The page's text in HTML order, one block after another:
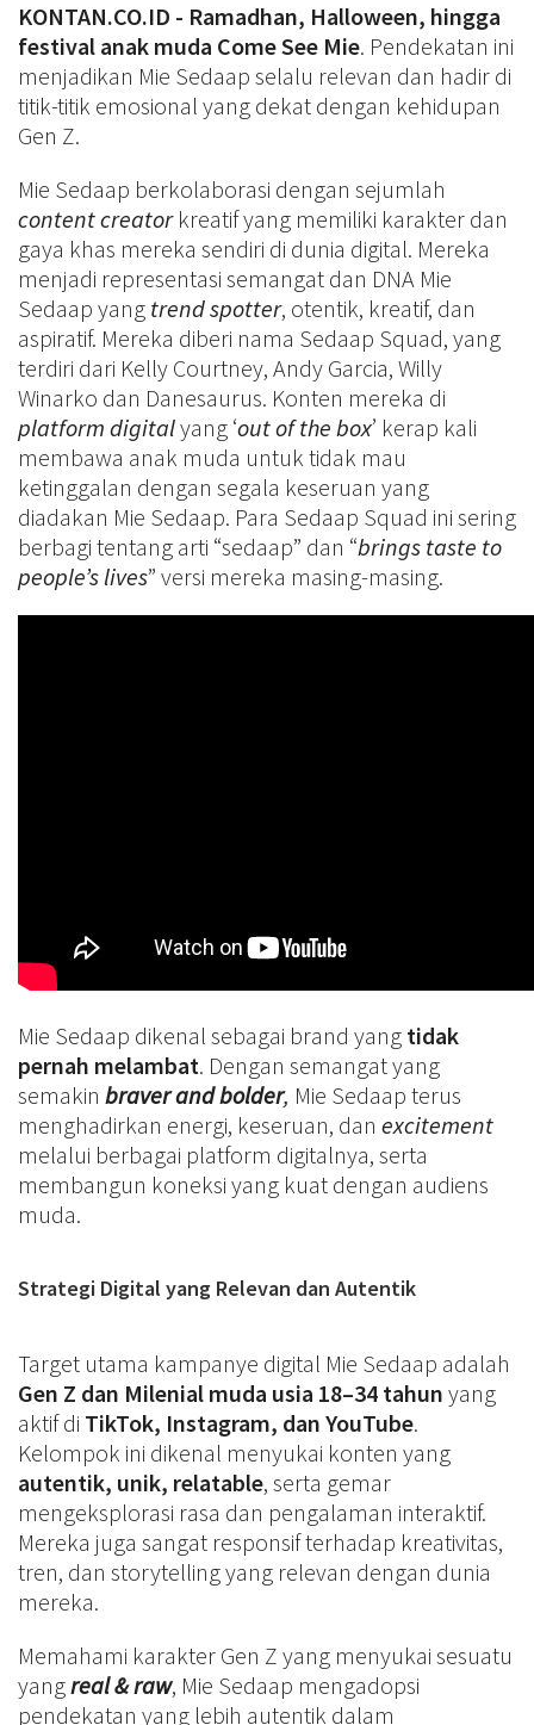
KONTAN.CO.ID - Ramadhan, Halloween, hingga
festival anak muda Come See Mie. Pendekatan ini
menjadikan Mie Sedaap selalu relevan dan hadir di
titik-titik emosional yang dekat dengan kehidupan
Gen Z.
Mie Sedaap berkolaborasi dengan sejumlah
content creatorkreatif yang memiliki karakter dan
gaya khas mereka sendiri di dunia digital. Mereka
menjadi representasi semangat dan DNA Mie
Sedaap yang trend spotter, otentik, kreatif, dan
aspiratif. Mereka diberi nama Sedaap Squad, yang
terdiri dari Kelly Courtney, Andy Garcia, Willy
Winarko dan Danesaurus. Konten mereka di
platform digitalyang ‘out of the box’ kerap kali
membawa anak muda untuk tidak mau
ketinggalan dengan segala keseruan yang
diadakan Mie Sedaap. Para Sedaap Squad ini sering
berbagi tentang arti “sedaap” dan “brings taste to
people’s lives” versi mereka masing-masing.
Mie Sedaap dikenal sebagai brand yang tidak
pernah melambat. Dengan semangat yang
semakin braver and bolder, Mie Sedaap terus
menghadirkan energi, keseruan, dan excitement
melalui berbagai platform digitalnya, serta
membangun koneksi yang kuat dengan audiens
muda.
Strategi Digital yang Relevan dan Autentik
Target utama kampanye digital Mie Sedaap adalah
Gen Z dan Milenial muda usia 18–34 tahun yang
aktif di TikTok, Instagram, dan YouTube.
Kelompok ini dikenal menyukai konten yang
autentik, unik, relatable, serta gemar
mengeksplorasi rasa dan pengalaman interaktif.
Mereka juga sangat responsif terhadap kreativitas,
tren, dan storytelling yang relevan dengan dunia
mereka.
Memahami karakter Gen Z yang menyukai sesuatu
yangreal & raw, Mie Sedaap mengadopsi
pendekatan yang lebih autentik dalam